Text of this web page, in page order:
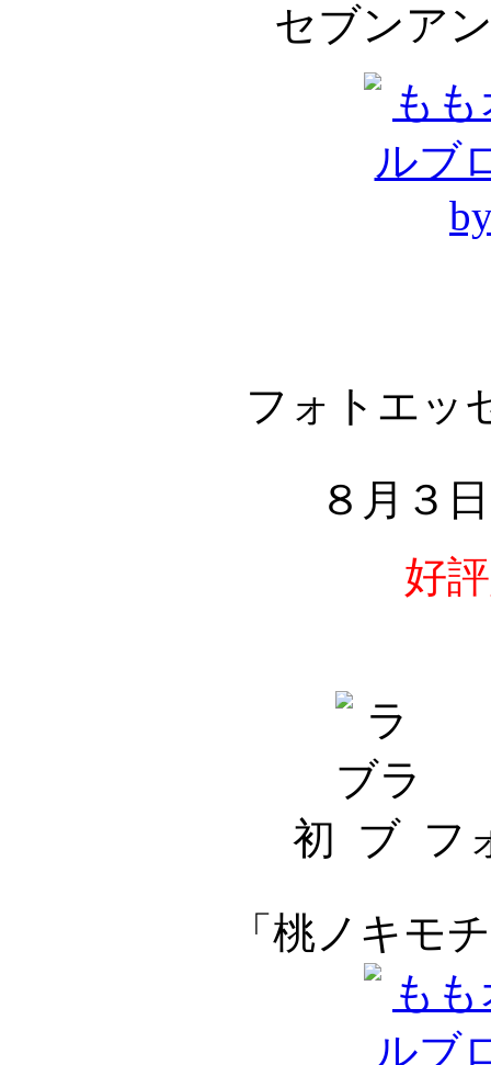
セブンア
フォトエ
８月３
好
初
フ
「桃ノキモ